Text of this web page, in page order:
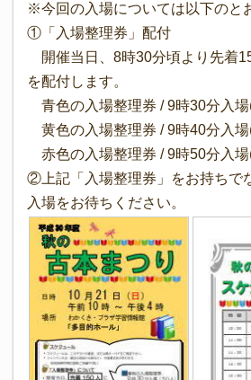
※今回の入場については以下のと
①「入場整理券」配付
開催当日、8時30分頃より先着
を配付します。
青色の入場整理券 / 9時30分入
黄色の入場整理券 / 9時40分入
赤色の入場整理券 / 9時50分入
②上記「入場整理券」をお持ちで
入場をお待ちください。